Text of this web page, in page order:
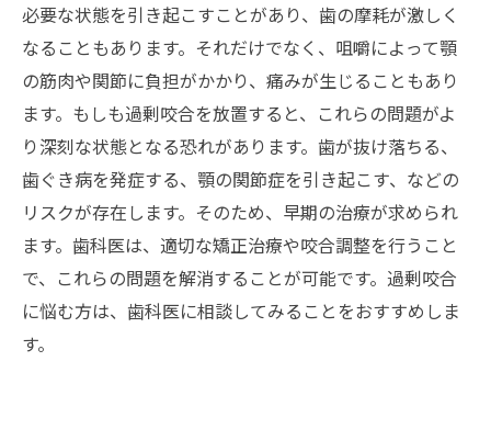
必要な状態を引き起こすことがあり、歯の摩耗が激しく
なることもあります。それだけでなく、咀嚼によって顎
の筋肉や関節に負担がかかり、痛みが生じることもあり
ます。もしも過剰咬合を放置すると、これらの問題がよ
り深刻な状態となる恐れがあります。歯が抜け落ちる、
歯ぐき病を発症する、顎の関節症を引き起こす、などの
リスクが存在します。そのため、早期の治療が求められ
ます。歯科医は、適切な矯正治療や咬合調整を行うこと
で、これらの問題を解消することが可能です。過剰咬合
に悩む方は、歯科医に相談してみることをおすすめしま
す。